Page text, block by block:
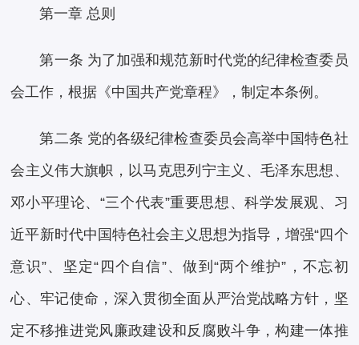
第一章 总则
第一条 为了加强和规范新时代党的纪律检查委员
会工作，根据《中国共产党章程》，制定本条例。
第二条 党的各级纪律检查委员会高举中国特色社
会主义伟大旗帜，以马克思列宁主义、毛泽东思想、
邓小平理论、“三个代表”重要思想、科学发展观、习
近平新时代中国特色社会主义思想为指导，增强“四个
意识”、坚定“四个自信”、做到“两个维护”，不忘初
心、牢记使命，深入贯彻全面从严治党战略方针，坚
定不移推进党风廉政建设和反腐败斗争，构建一体推